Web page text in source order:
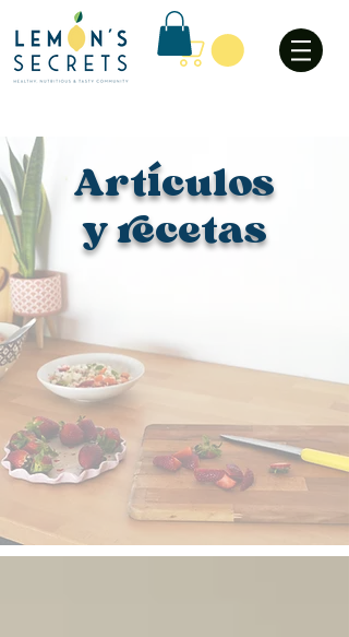
Artículos
y recetas